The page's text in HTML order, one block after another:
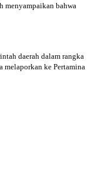
menyampaikan bahwa
daerah dalam rangka
melaporkan ke Pertamina